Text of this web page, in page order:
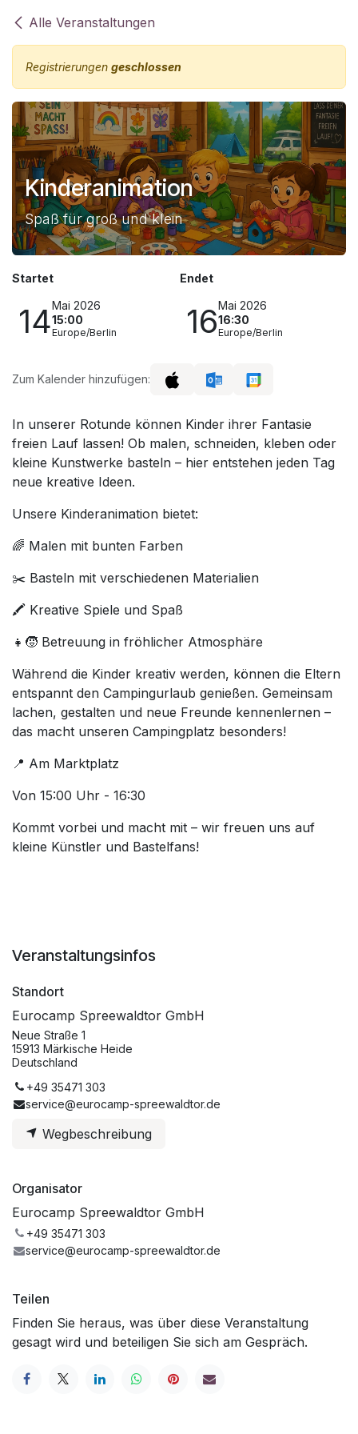
Alle Veranstaltungen
Registrierungen geschlossen
Kinderanimation
Spaß für groß und klein
Startet
14Mai 2026
15:00
Europe/Berlin
Endet
16Mai 2026
16:30
Europe/Berlin
Zum Kalender hinzufügen:
In unserer Rotunde können Kinder ihrer Fantasie
freien Lauf lassen! Ob malen, schneiden, kleben oder
kleine Kunstwerke basteln – hier entstehen jeden Tag
neue kreative Ideen.
Unsere Kinderanimation bietet:
🌈 Malen mit bunten Farben
✂️ Basteln mit verschiedenen Materialien
🖍️ Kreative Spiele und Spaß
👧🧒 Betreuung in fröhlicher Atmosphäre
Während die Kinder kreativ werden, können die Eltern
entspannt den Campingurlaub genießen. Gemeinsam
lachen, gestalten und neue Freunde kennenlernen –
das macht unseren Campingplatz besonders!
📍 Am Marktplatz
Von 15:00 Uhr - 16:30
Kommt vorbei und macht mit – wir freuen uns auf
kleine Künstler und Bastelfans!
Veranstaltungsinfos
Standort
Eurocamp Spreewaldtor GmbH
Neue Straße 1
15913 Märkische Heide
Deutschland
+49 35471 303
service@eurocamp-spreewaldtor.de
Wegbeschreibung
Organisator
Eurocamp Spreewaldtor GmbH
+49 35471 303
service@eurocamp-spreewaldtor.de
Teilen
Finden Sie heraus, was über diese Veranstaltung
gesagt wird und beteiligen Sie sich am Gespräch.